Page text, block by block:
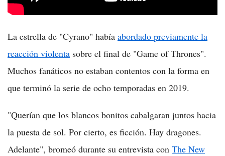
La estrella de "Cyrano" había abordado previamente la
reacción violenta sobre el final de "Game of Thrones".
Muchos fanáticos no estaban contentos con la forma en
que terminó la serie de ocho temporadas en 2019.
"Querían que los blancos bonitos cabalgaran juntos hacia
la puesta de sol. Por cierto, es ficción. Hay dragones.
Adelante", bromeó durante su entrevista con The New